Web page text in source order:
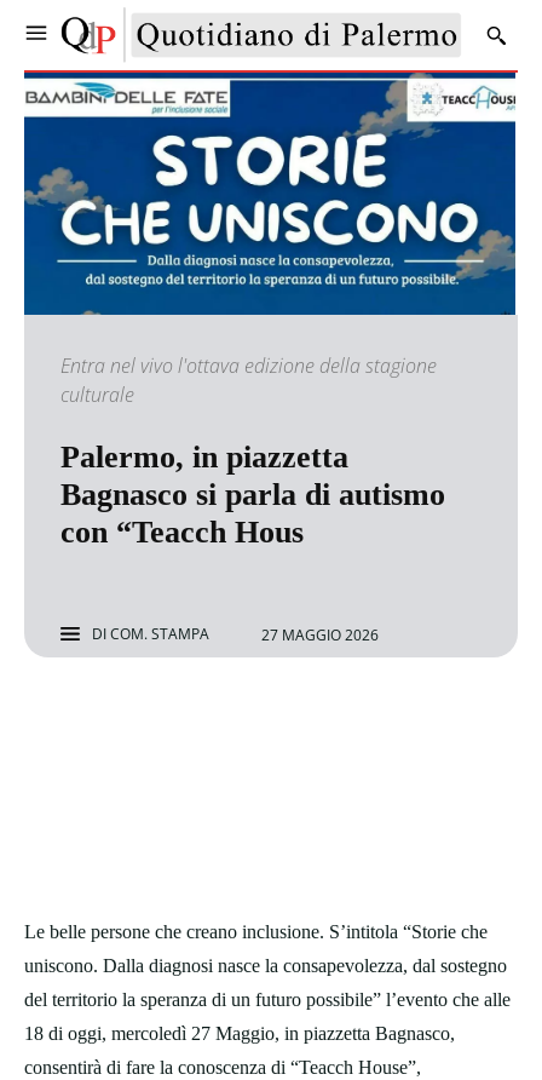
Entra nel vivo l'ottava edizione della stagione
culturale
Palermo, in piazzetta
Bagnasco si parla di autismo
con “Teacch Hous
DICOM. STAMPA 27 MAGGIO 2026
Le belle persone che creano inclusione. S’intitola “Storie che
uniscono. Dalla diagnosi nasce la consapevolezza, dal sostegno
del territorio la speranza di un futuro possibile” l’evento che alle
18 di oggi, mercoledì 27 Maggio, in piazzetta Bagnasco,
consentirà di fare la conoscenza di “Teacch House”,